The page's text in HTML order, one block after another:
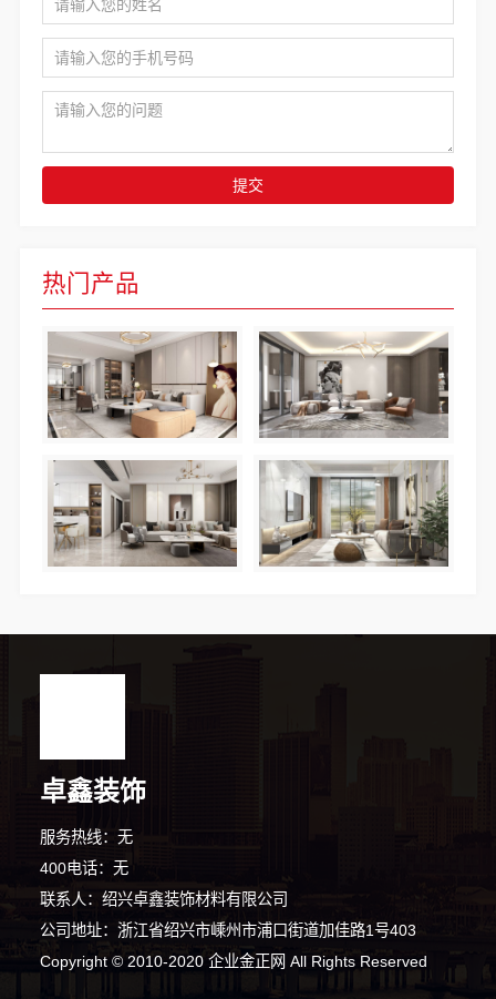
热门产品
提交
卓鑫装饰
服务热线：无
400电话：无
联系人：绍兴卓鑫装饰材料有限公司
公司地址：浙江省绍兴市嵊州市浦口街道加佳路1号403
Copyright © 2010-2020 企业金正网 All Rights Reserved
7分钟前 张先生 正在咨询